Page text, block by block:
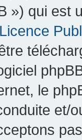
») qui est
Licence
le
et/